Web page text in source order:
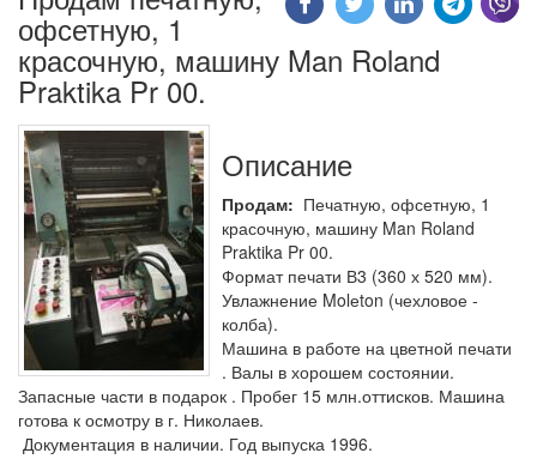
офсетную, 1
красочную, машину Man Roland
Praktika Pr 00.
Описание
Продам: Печатную, офсетную, 1
красочную, машину Man Roland
Praktika Pr 00.
Формат печати В3 (360 х 520 мм).
Увлажнение Molеton (чехловое -
колба).
Машина в работе на цветной печати
. Валы в хорошем состоянии.
Запасные части в подарок . Пробег 15 млн.оттисков. Машина
готова к осмотру в г. Николаев.
Документация в наличии. Год выпуска 1996.